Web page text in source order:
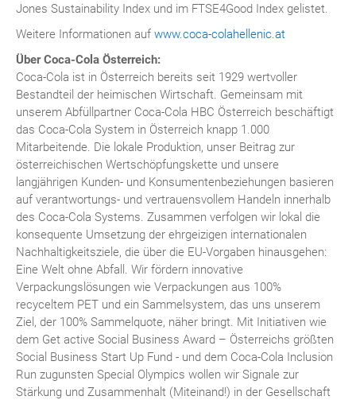
Jones Sustainability Index und im FTSE4Good Index gelistet.
Weitere Informationen auf www.coca-colahellenic.at
Über Coca-Cola Österreich:
Coca-Cola ist in Österreich bereits seit 1929 wertvoller
Bestandteil der heimischen Wirtschaft. Gemeinsam mit
unserem Abfüllpartner Coca-Cola HBC Österreich beschäftigt
das Coca-Cola System in Österreich knapp 1.000
Mitarbeitende. Die lokale Produktion, unser Beitrag zur
österreichischen Wertschöpfungskette und unsere
langjährigen Kunden- und Konsumentenbeziehungen basieren
auf verantwortungs- und vertrauensvollem Handeln innerhalb
des Coca-Cola Systems. Zusammen verfolgen wir lokal die
konsequente Umsetzung der ehrgeizigen internationalen
Nachhaltigkeitsziele, die über die EU-Vorgaben hinausgehen:
Eine Welt ohne Abfall. Wir fördern innovative
Verpackungslösungen wie Verpackungen aus 100%
recyceltem PET und ein Sammelsystem, das uns unserem
Ziel, der 100% Sammelquote, näher bringt. Mit Initiativen wie
dem Get active Social Business Award – Österreichs größten
Social Business Start Up Fund - und dem Coca-Cola Inclusion
Run zugunsten Special Olympics wollen wir Signale zur
Stärkung und Zusammenhalt (Miteinand!) in der Gesellschaft